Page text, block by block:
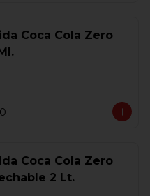
Coca Cola Zero
Coca Cola Zero
2 Lt.